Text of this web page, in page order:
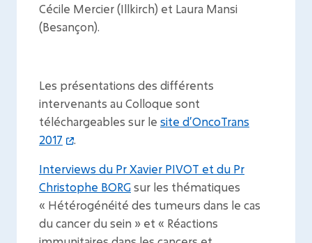
Cécile Mercier (Illkirch) et Laura Mansi
(Besançon).
Les présentations des différents
intervenants au Colloque sont
téléchargeables sur le site d’OncoTrans
2017
.
Interviews du Pr Xavier PIVOT et du Pr
Christophe BORGsur les thématiques
« Hétérogénéité des tumeurs dans le cas
du cancer du sein » et « Réactions